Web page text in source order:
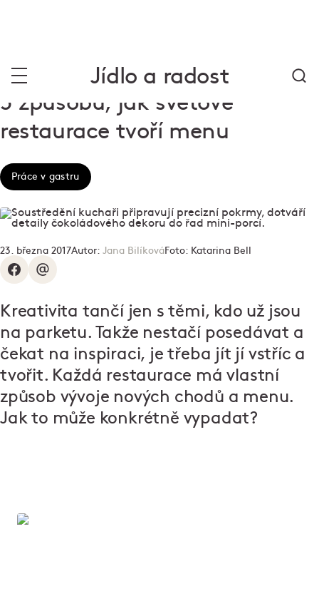
Jídlo a radost
5 způsobů, jak světové
restaurace tvoří menu
Práce v gastru
23. března 2017Autor: Jana BilíkováFoto: Katarina Bell
Kreativita tančí jen s těmi, kdo už jsou
na parketu. Takže nestačí posedávat a
čekat na inspiraci, je třeba jít jí vstříc a
tvořit. Každá restaurace má vlastní
způsob vývoje nových chodů a menu.
Jak to může konkrétně vypadat?